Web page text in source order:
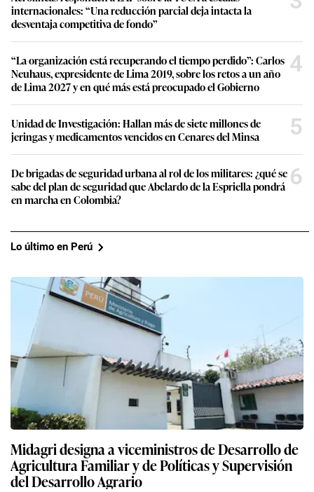
internacionales: “Una reducción parcial deja intacta la
desventaja competitiva de fondo”
“La organización está recuperando el tiempo perdido”: Carlos
Neuhaus, expresidente de Lima 2019, sobre los retos a un año
de Lima 2027 y en qué más está preocupado el Gobierno
4
Unidad de Investigación: Hallan más de siete millones de
jeringas y medicamentos vencidos en Cenares del Minsa
5
De brigadas de seguridad urbana al rol de los militares: ¿qué se
sabe del plan de seguridad que Abelardo de la Espriella pondrá
en marcha en Colombia?
6
Lo último en Perú
Midagri designa a viceministros de Desarrollo de
Agricultura Familiar y de Políticas y Supervisión
del Desarrollo Agrario